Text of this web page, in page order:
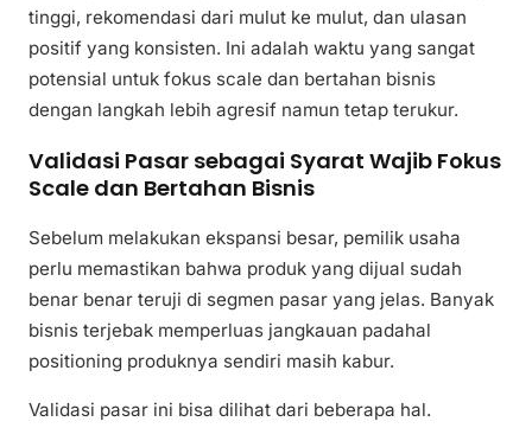
tinggi, rekomendasi dari mulut ke mulut, dan ulasan
positif yang konsisten. Ini adalah waktu yang sangat
potensial untuk fokus scale dan bertahan bisnis
dengan langkah lebih agresif namun tetap terukur.
Validasi Pasar sebagai Syarat Wajib Fokus
Scale dan Bertahan Bisnis
Sebelum melakukan ekspansi besar, pemilik usaha
perlu memastikan bahwa produk yang dijual sudah
benar benar teruji di segmen pasar yang jelas. Banyak
bisnis terjebak memperluas jangkauan padahal
positioning produknya sendiri masih kabur.
Validasi pasar ini bisa dilihat dari beberapa hal.